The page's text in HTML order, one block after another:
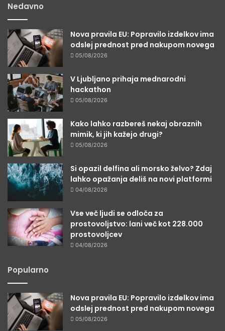
Nedavno
Nova pravila EU: Popravilo izdelkov ima
odslej prednost pred nakupom novega
05/08/2026
V Ljubljano prihaja mednarodni
hackathon
05/08/2026
Kako lahko razbereš nekaj obraznih
mimik, ki jih kažejo drugi?
05/08/2026
Si opazil delfina ali morsko želvo? Zdaj
lahko opažanja deliš na novi platformi
04/08/2026
Vse več ljudi se odloča za
prostovoljstvo: lani več kot 228.000
prostovoljcev
04/08/2026
Popularno
Nova pravila EU: Popravilo izdelkov ima
odslej prednost pred nakupom novega
05/08/2026